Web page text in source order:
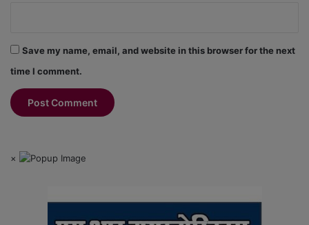
Save my name, email, and website in this browser for the next
time I comment.
×